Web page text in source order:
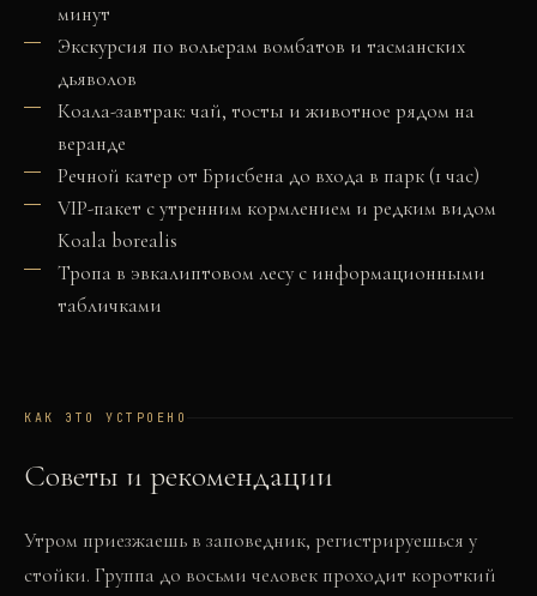
минут
Экскурсия по вольерам вомбатов и тасманских
дьяволов
Коала-завтрак: чай, тосты и животное рядом на
веранде
Речной катер от Брисбена до входа в парк (1 час)
VIP-пакет с утренним кормлением и редким видом
Koala borealis
Тропа в эвкалиптовом лесу с информационными
табличками
КАК ЭТО УСТРОЕНО
Советы и рекомендации
Утром приезжаешь в заповедник, регистрируешься у
стойки. Группа до восьми человек проходит короткий